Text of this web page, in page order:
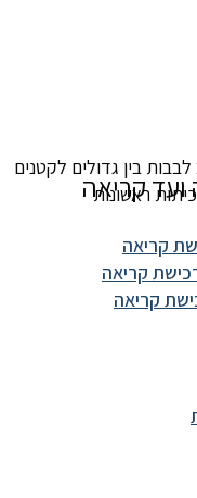
בין גדולים לקטנים
ראשונות
קריאה
קריאה
קריאה
קריאה